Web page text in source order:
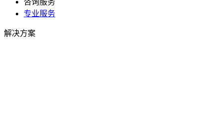
专业服务
解决方案